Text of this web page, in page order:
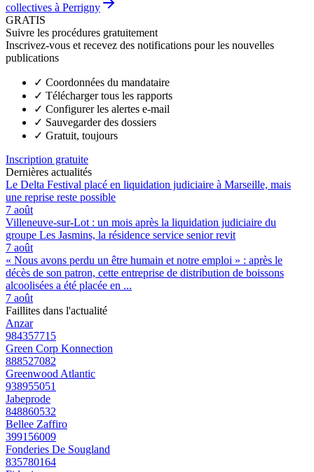
collectives à Perrigny
GRATIS
Suivre les procédures gratuitement
Inscrivez-vous et recevez des notifications pour les nouvelles
publications
✓ Coordonnées du mandataire
✓ Télécharger tous les rapports
✓ Configurer les alertes e-mail
✓ Sauvegarder des dossiers
✓ Gratuit, toujours
Inscription gratuite
Dernières actualités
Le Delta Festival placé en liquidation judiciaire à Marseille, mais
une reprise reste possible
7 août
Villeneuve-sur-Lot : un mois après la liquidation judiciaire du
groupe Les Jasmins, la résidence service senior revit
7 août
« Nous avons perdu un être humain et notre emploi » : après le
décès de son patron, cette entreprise de distribution de boissons
alcoolisées a été placée en ...
7 août
Faillites dans l'actualité
Anzar
984357715
Green Corp Konnection
888527082
Greenwood Atlantic
938955051
Jabeprode
848860532
Bellee Zaffiro
399156009
Fonderies De Sougland
835780164